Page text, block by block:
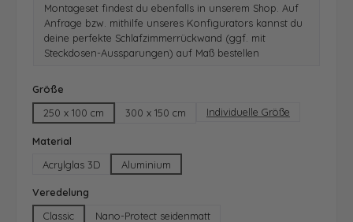
Montageset findest du ebenfalls in unserem Shop. Auf
Anfrage bzw. mithilfe unseres Konfigurators kannst du
deine perfekte Schlafzimmerrückwand (ggf. mit
Steckdosen-Aussparungen) auf Maß bestellen
Größe
250 x 100 cm
300 x 150 cm Individuelle Größe
Material
Acrylglas 3D
Aluminium
Veredelung
Classic
Nano-Protect seidenmatt